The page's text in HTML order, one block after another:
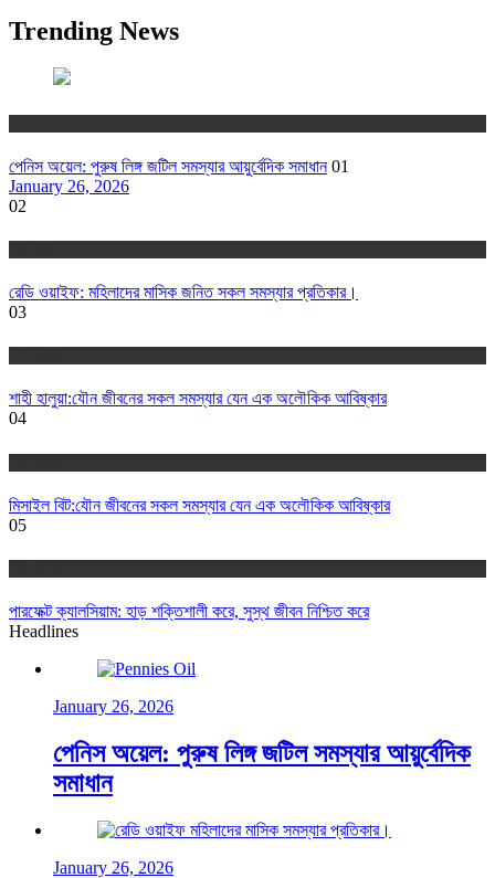
Trending News
পেনিস অয়েল: পুরুষ লিঙ্গ জটিল সমস্যার আয়ুর্বেদিক সমাধান 01
January 26, 2026
02
রেডি ওয়াইফ: মহিলাদের মাসিক জনিত সকল সমস্যার প্রতিকার।
03
শাহী হালুয়া:যৌন জীবনের সকল সমস্যার যেন এক অলৌকিক আবিষ্কার
04
মিসাইল বিট:যৌন জীবনের সকল সমস্যার যেন এক অলৌকিক আবিষ্কার
05
পারফেক্ট ক্যালসিয়াম: হাড় শক্তিশালী করে, সুস্থ জীবন নিশ্চিত করে
Headlines
January 26, 2026
পেনিস অয়েল: পুরুষ লিঙ্গ জটিল সমস্যার আয়ুর্বেদিক
সমাধান
January 26, 2026